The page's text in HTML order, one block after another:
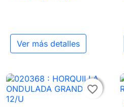
Ver más detalles

favorite_border